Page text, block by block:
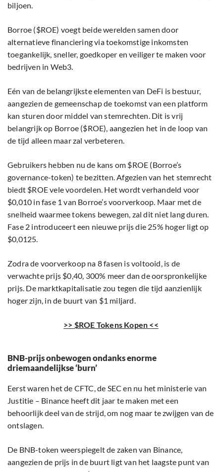
biljoen.
Borroe ($ROE) voegt beide werelden samen door
alternatieve financiering via toekomstige inkomsten
toegankelijk, sneller, goedkoper en veiliger te maken voor
bedrijven in Web3.
Eén van de belangrijkste elementen van DeFi is bestuur,
aangezien de gemeenschap de toekomst van een platform
kan sturen door middel van stemrechten. Dit is vrij
belangrijk op Borroe ($ROE), aangezien het in de loop van
de tijd alleen maar zal verbeteren.
Gebruikers hebben nu de kans om $ROE (Borroe’s
governance-token) te bezitten. Afgezien van het stemrecht
biedt $ROE vele voordelen. Het wordt verhandeld voor
$0,010 in fase 1 van Borroe’s voorverkoop. Maar met de
snelheid waarmee tokens bewegen, zal dit niet lang duren.
Fase 2 introduceert een nieuwe prijs die 25% hoger ligt op
$0,0125.
Zodra de voorverkoop na 8 fasen is voltooid, is de
verwachte prijs $0,40, 300% meer dan de oorspronkelijke
prijs. De marktkapitalisatie zou tegen die tijd aanzienlijk
hoger zijn, in de buurt van $1 miljard.
>> $ROE Tokens Kopen <<
BNB-prijs onbewogen ondanks enorme
driemaandelijkse ‘burn’
Eerst waren het de CFTC, de SEC en nu het ministerie van
Justitie – Binance heeft dit jaar te maken met een
behoorlijk deel van de strijd, om nog maar te zwijgen van de
ontslagen.
De BNB-token weerspiegelt de zaken van Binance,
aangezien de prijs in de buurt ligt van het laagste punt van